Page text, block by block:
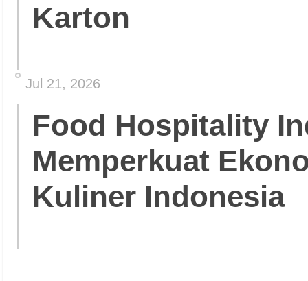
Karton
Jul 21, 2026
Food Hospitality
Memperkuat
Kuliner Indonesia